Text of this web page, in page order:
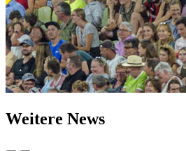
Weitere News